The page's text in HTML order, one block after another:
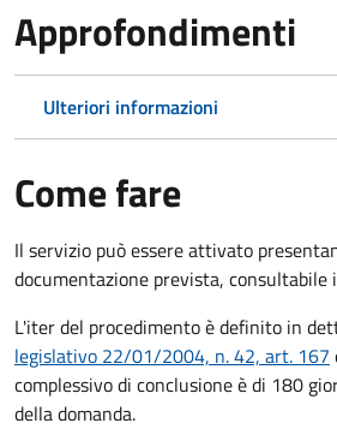
Approfondimenti
Ulteriori informazioni
Come fare
Il servizio può essere attivato
documentazione prevista, consultabile
L'iter del procedimento è definito in
legislativo 22/01/2004, n. 42, art. 167
complessivo di conclusione è di 180
della domanda.